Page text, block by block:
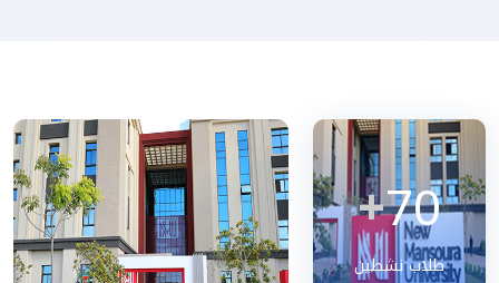
70
+
طلاب نشطين